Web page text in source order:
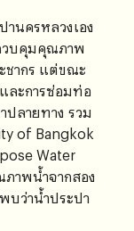
านครหลวงเอง
วบคุมคุณภาพ
ากร แต่ขณะ
ละการซ่อมท่อ
ลายทาง รวม
of Bangkok
Water
าพน้ำจากสอง
ว่าน้ำประปา